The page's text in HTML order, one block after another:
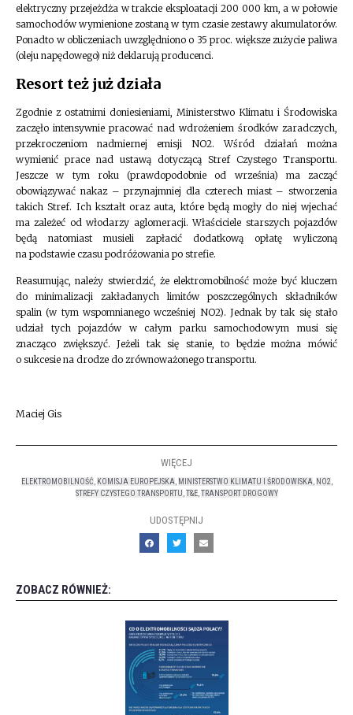
elektryczny przejeżdża w trakcie eksploatacji 200 000 km, a w połowie
samochodów wymienione zostaną w tym czasie zestawy akumulatorów.
Ponadto w obliczeniach uwzględniono o 35 proc. większe zużycie paliwa
(oleju napędowego) niż deklarują producenci.
Resort też już działa
Zgodnie z ostatnimi doniesieniami, Ministerstwo Klimatu i Środowiska
zaczęło intensywnie pracować nad wdrożeniem środków zaradczych,
przekroczeniom nadmiernej emisji NO2. Wśród działań można
wymienić prace nad ustawą dotyczącą Stref Czystego Transportu.
Jeszcze w tym roku (prawdopodobnie od września) ma zacząć
obowiązywać nakaz – przynajmniej dla czterech miast – stworzenia
takich Stref. Ich kształt oraz auta, które będą mogły do niej wjechać
ma zależeć od włodarzy aglomeracji. Właściciele starszych pojazdów
będą natomiast musieli zapłacić dodatkową opłatę wyliczoną
na podstawie czasu podróżowania po strefie.
Reasumując, należy stwierdzić, że elektromobilność może być kluczem
do minimalizacji zakładanych limitów poszczególnych składników
spalin (w tym wspomnianego wcześniej NO2). Jednak by tak się stało
udział tych pojazdów w całym parku samochodowym musi się
znacząco zwiększyć. Jeżeli tak się stanie, to będzie można mówić
o sukcesie na drodze do zrównoważonego transportu.
Maciej Gis
WIĘCEJ
ELEKTROMOBILNOŚĆ, KOMISJA EUROPEJSKA, MINISTERSTWO KLIMATU I ŚRODOWISKA, NO2,
STREFY CZYSTEGO TRANSPORTU, T&E, TRANSPORT DROGOWY
UDOSTĘPNIJ
ZOBACZ RÓWNIEŻ: